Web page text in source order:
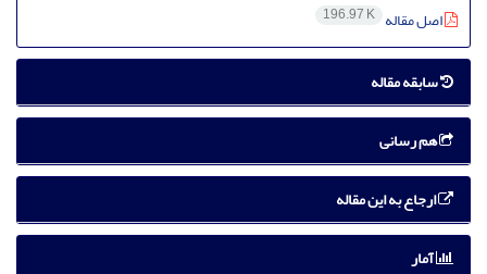
اصل مقاله 196.97 K
سابقه مقاله
هم رسانی
ارجاع به این مقاله
آمار